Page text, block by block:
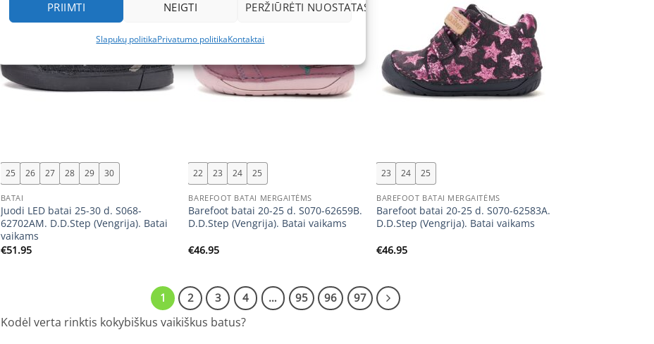
PRIIMTI NEIGTI PERŽIŪRĖTI NUOSTATAS
Slapukų politikaPrivatumo politikaKontaktai
25 26 27 28 29 30
BATAI
Juodi LED batai 25-30 d. S068-
62702AM. D.D.Step (Vengrija). Batai
vaikams
€51.95
22 23 24 25
BAREFOOT BATAI MERGAITĖMS
Barefoot batai 20-25 d. S070-62659B.
D.D.Step (Vengrija). Batai vaikams
€46.95
23 24 25
BAREFOOT BATAI MERGAITĖMS
Barefoot batai 20-25 d. S070-62583A.
D.D.Step (Vengrija). Batai vaikams
€46.95
1 2 3 4 … 95 96 97
Kodėl verta rinktis kokybiškus vaikiškus batus?